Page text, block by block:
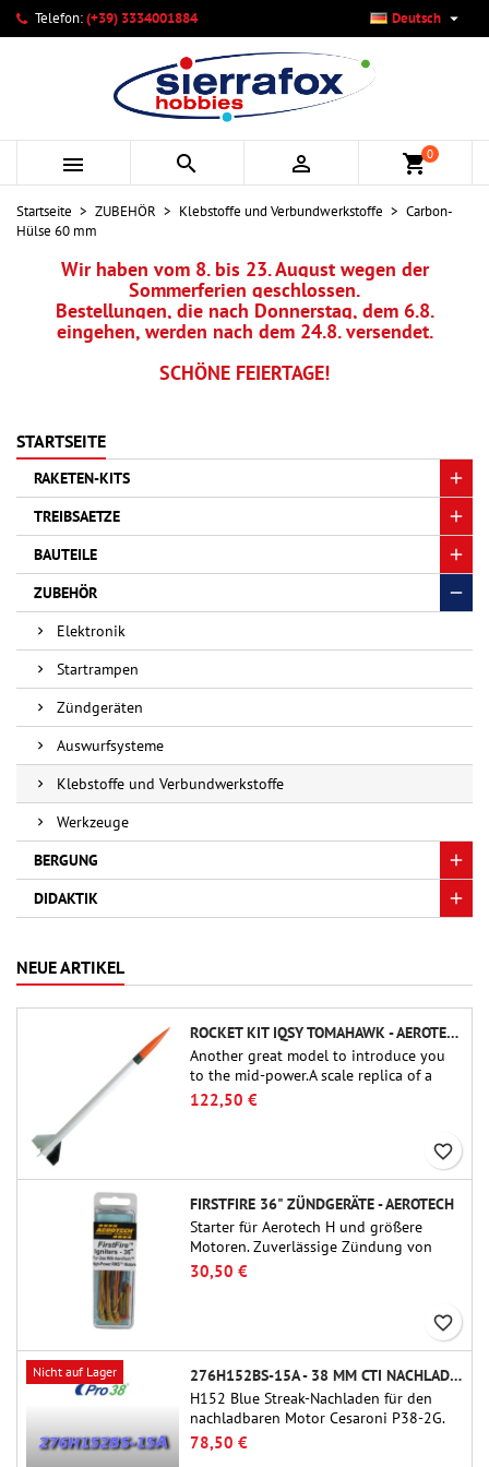
Telefon:(+39) 3334001884 Deutsch 
   shopping_cart0
Startseite ZUBEHÖR Klebstoffe und Verbundwerkstoffe
Carbon-
Hülse 60 mm
Wir haben vom 8. bis 23. August wegen der
Sommerferien geschlossen.
Bestellungen, die nach Donnerstag, dem 6.8.
eingehen, werden nach dem 24.8. versendet.
SCHÖNE FEIERTAGE!
STARTSEITE
RAKETEN-KITS
TREIBSAETZE
BAUTEILE
ZUBEHÖR
Elektronik
Startrampen
Zündgeräten
Auswurfsysteme
Klebstoffe und Verbundwerkstoffe
Werkzeuge
BERGUNG
DIDAKTIK
NEUE ARTIKEL
ROCKET KIT IQSY TOMAHAWK - AEROTECH
Another great model to introduce you
to the mid-power.A scale replica of a
famous sounding rocket, small in size
and peefect to move to higher-level kits.
122,50 €
favorite_border
FIRSTFIRE 36" ZÜNDGERÄTE - AEROTECH
Starter für Aerotech H und größere
Motoren. Zuverlässige Zündung von
Motoren bis zu 91 cm Länge.
30,50 €
favorite_border
Nicht auf Lager
276H152BS-15A - 38 MM CTI NACHLADEN
H152 Blue Streak-Nachladen für den
nachladbaren Motor Cesaroni P38-2G.
Die Verzögerung von 15 Sekunden ist
über das ProDAT 38-Tool einstellbar.
78,50 €
Ihre Wunschlisten ×
Neue Liste anlegen
Wunschliste erstellen ×
Name der Wunschliste
Abbrechen Wunschliste erstellen
Anmelden ×
Sie müssen angemeldet sein, um Artikel Ihrer Wunschliste
hinzufügen zu können.
Abbrechen Anmelden